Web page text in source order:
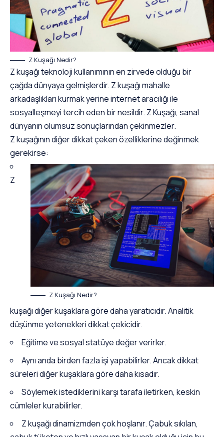
Z Kuşağı Nedir?
Z kuşağı teknoloji kullanımının en zirvede olduğu bir
çağda dünyaya gelmişlerdir. Z kuşağı mahalle
arkadaşlıkları kurmak yerine internet aracılığı ile
sosyalleşmeyi tercih eden bir nesildir. Z Kuşağı, sanal
dünyanın olumsuz sonuçlarından çekinmezler.
Z kuşağının diğer dikkat çeken özelliklerine değinmek
gerekirse:
Z Kuşağı Nedir?
Z
kuşağı diğer kuşaklara göre daha yaratıcıdır. Analitik
düşünme yetenekleri dikkat çekicidir.
Eğitime ve sosyal statüye değer verirler.
Aynı anda birden fazla işi yapabilirler. Ancak dikkat
süreleri diğer kuşaklara göre daha kısadır.
Söylemek istediklerini karşı tarafa iletirken, keskin
cümleler kurabilirler.
Z kuşağı dinamizmden çok hoşlanır. Çabuk sıkılan,